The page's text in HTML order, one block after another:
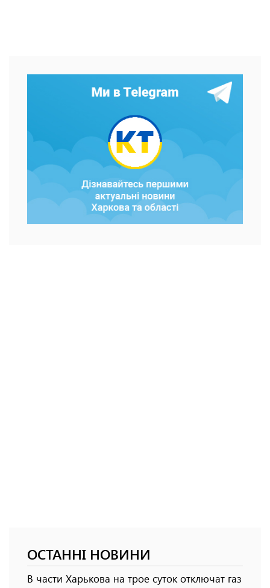
ОСТАННІ НОВИНИ
В части Харькова на трое суток отключат газ